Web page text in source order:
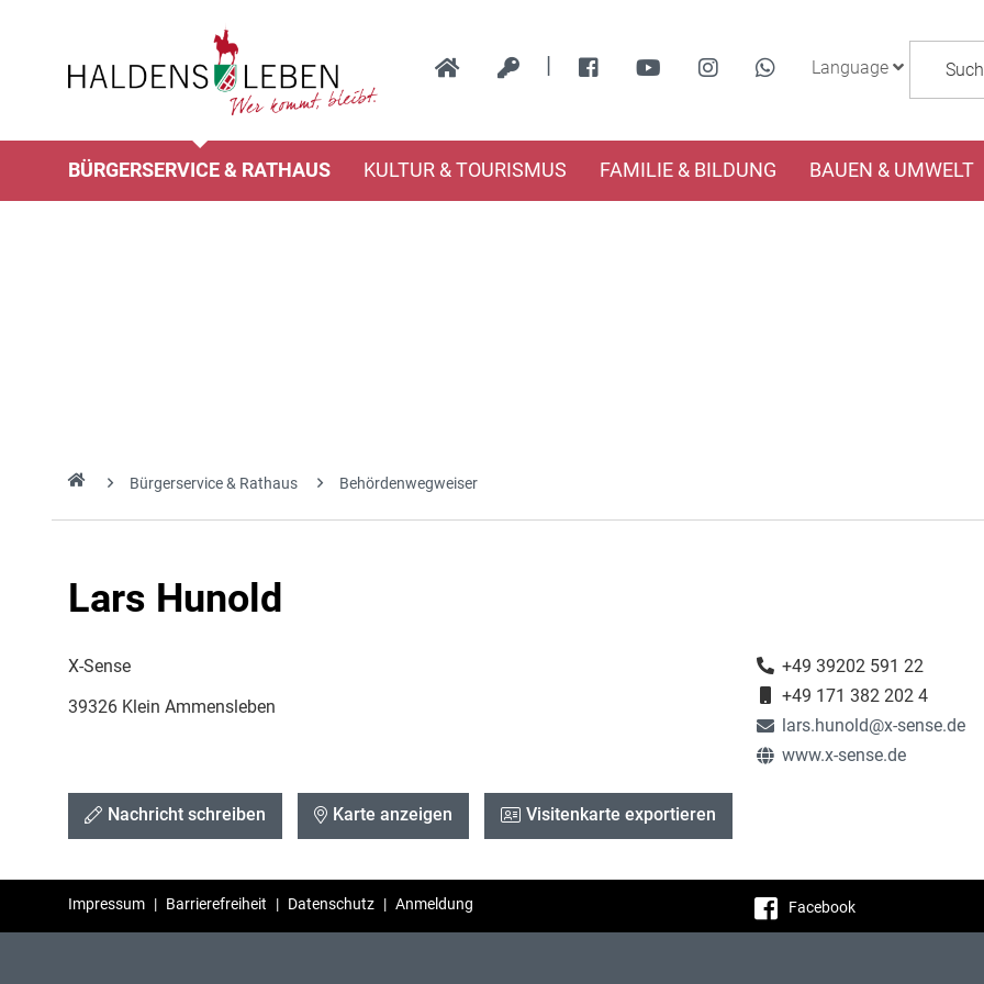
| Language
BÜRGERSERVICE & RATHAUS KULTUR & TOURISMUS FAMILIE & BILDUNG BAUEN & UMWELT
Bürgerservice & Rathaus Behördenwegweiser
Lars Hunold
X-Sense
39326 Klein Ammensleben
+49 39202 591 22
+49 171 382 202 4
lars.hunold@x-sense.de
www.x-sense.de
Nachricht schreiben Karte anzeigen Visitenkarte exportieren
Impressum | Barrierefreiheit | Datenschutz | Anmeldung Facebook